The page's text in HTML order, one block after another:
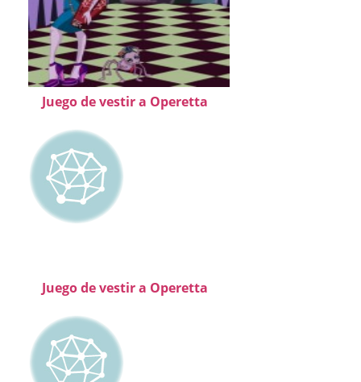
Juego de vestir a Operetta
Juego de vestir a Operetta